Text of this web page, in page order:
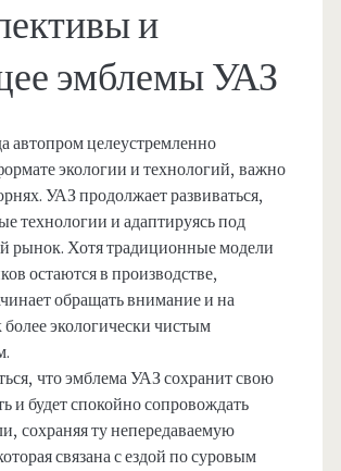
и
эмблемы УАЗ
автопром целеустремленно
экологии и технологий, важно
УАЗ продолжает развиваться,
технологии и адаптируясь под
рынок. Хотя традиционные модели
остаются в производстве,
обращать внимание и на
экологически чистым
что эмблема УАЗ сохранит свою
и будет спокойно сопровождать
сохраняя ту непередаваемую
связана с ездой по суровым